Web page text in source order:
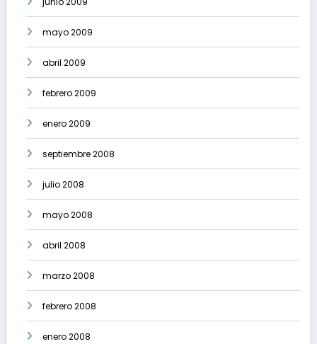
mayo 2009
abril 2009
febrero 2009
enero 2009
septiembre 2008
julio 2008
mayo 2008
abril 2008
marzo 2008
febrero 2008
enero 2008